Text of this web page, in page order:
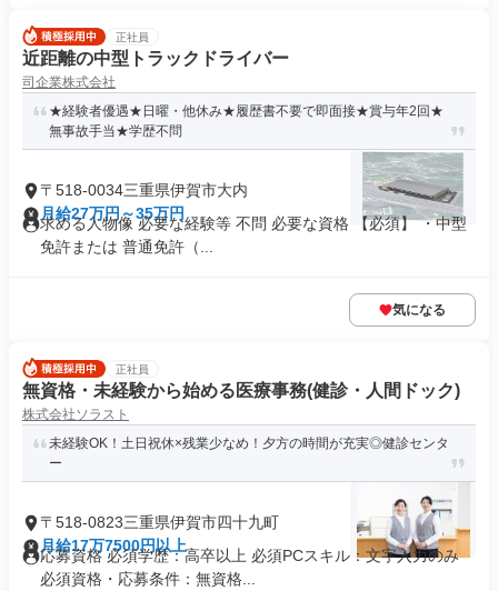
正社員
近距離の中型トラックドライバー
司企業株式会社
★経験者優遇★日曜・他休み★履歴書不要で即面接★賞与年2回★
無事故手当★学歴不問
〒518-0034三重県伊賀市大内
月給27万円～35万円
求める人物像 必要な経験等 不問 必要な資格 【必須】 ・中型
免許または 普通免許（...
気になる
正社員
無資格・未経験から始める医療事務(健診・人間ドック)
株式会社ソラスト
未経験OK！土日祝休×残業少なめ！夕方の時間が充実◎健診センタ
ー
〒518-0823三重県伊賀市四十九町
月給17万7500円以上
応募資格 必須学歴：高卒以上 必須PCスキル：文字入力のみ
必須資格・応募条件：無資格...